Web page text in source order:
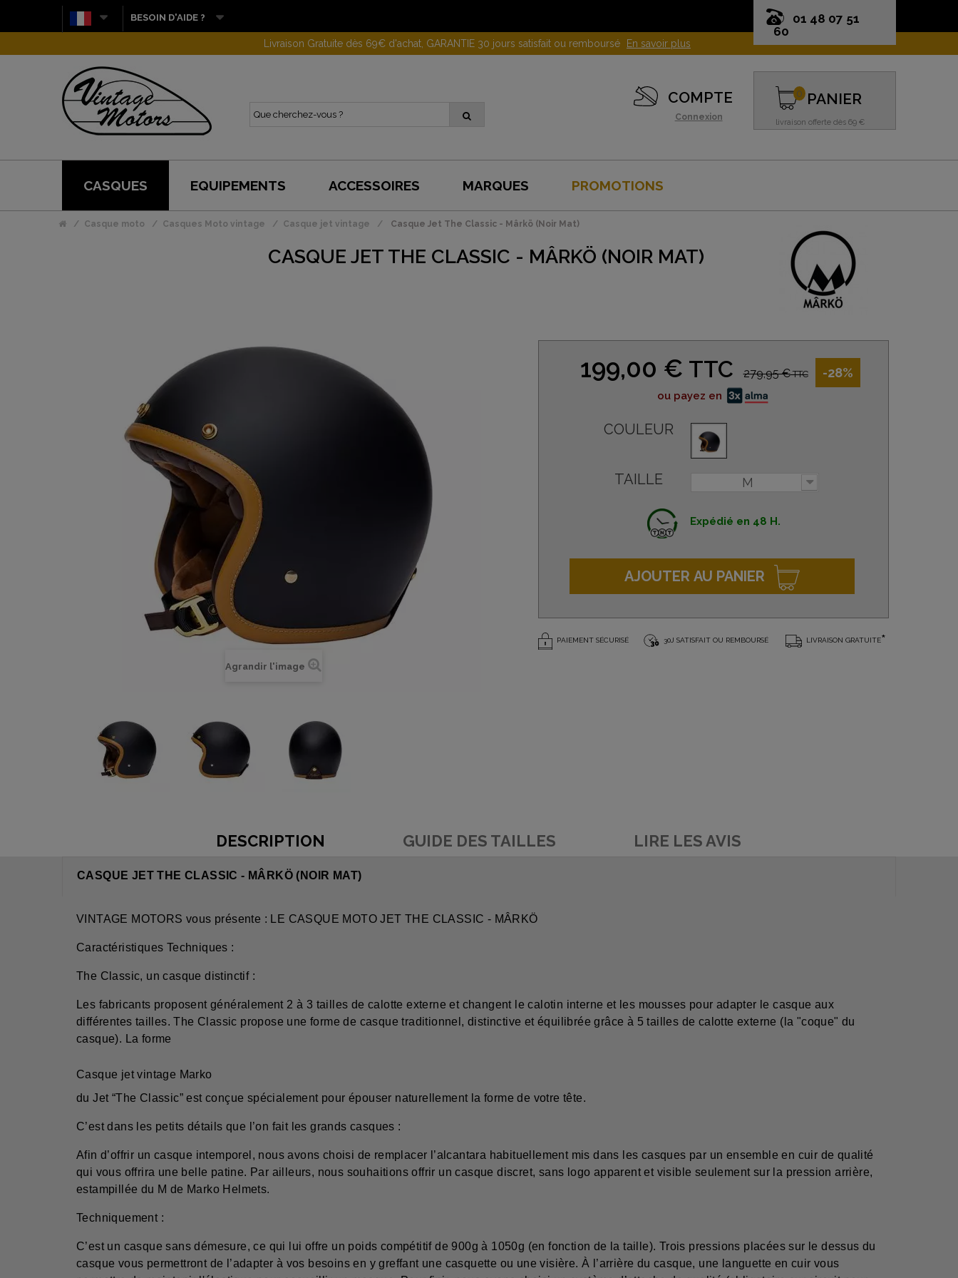
01 48 07 51
60
BESOIN D'AIDE ?
Gagnez 10 euros en parrainant un proche ! En savoir plus
COMPTE
Connexion
PANIER
livraison offerte dès 69 €
0
CASQUES EQUIPEMENTS ACCESSOIRES MARQUES PROMOTIONS
Casque moto Casques Moto vintage Casque jet vintage Casque Jet The Classic - Mârkö (Noir Mat)
CASQUE JET THE CLASSIC - MÂRKÖ (NOIR MAT)
Agrandir l'image
199,00 € TTC 279,95 €TTC -28%
ou payez en
COULEUR
TAILLE M
Expédié en 48 H.
AJOUTER AU PANIER
PAIEMENT SÉCURISÉ 30J SATISFAIT OU REMBOURSÉ LIVRAISON GRATUITE*
DESCRIPTION GUIDE DES TAILLES LIRE LES AVIS
CASQUE JET THE CLASSIC - MÂRKÖ (NOIR MAT)
VINTAGE MOTORS vous présente : LE CASQUE MOTO JET THE CLASSIC - MÂRKÖ
Caractéristiques Techniques :
The Classic, un casque distinctif :
Les fabricants proposent généralement 2 à 3 tailles de calotte externe et changent le calotin interne et les mousses pour adapter le casque aux
différentes tailles. The Classic propose une forme de casque traditionnel, distinctive et équilibrée grâce à 5 tailles de calotte externe (la "coque" du
casque). La forme
Casque jet vintage Marko
du Jet “The Classic” est conçue spécialement pour épouser naturellement la forme de votre tête.
C’est dans les petits détails que l’on fait les grands casques :
Afin d’offrir un casque intemporel, nous avons choisi de remplacer l’alcantara habituellement mis dans les casques par un ensemble en cuir de qualité
qui vous offrira une belle patine. Par ailleurs, nous souhaitions offrir un casque discret, sans logo apparent et visible seulement sur la pression arrière,
estampillée du M de Marko Helmets.
Techniquement :
C’est un casque sans démesure, ce qui lui offre un poids compétitif de 900g à 1050g (en fonction de la taille). Trois pressions placées sur le dessus du
casque vous permettront de l’adapter à vos besoins en y greffant une casquette ou une visière. À l’arrière du casque, une languette en cuir vous